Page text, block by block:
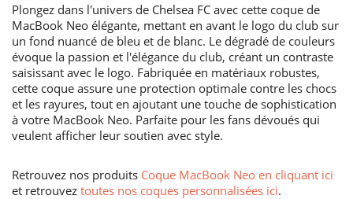
Plongez dans l'univers de Chelsea FC avec cette coque de
MacBook Neo élégante, mettant en avant le logo du club sur
un fond nuancé de bleu et de blanc. Le dégradé de couleurs
évoque la passion et l'élégance du club, créant un contraste
saisissant avec le logo. Fabriquée en matériaux robustes,
cette coque assure une protection optimale contre les chocs
et les rayures, tout en ajoutant une touche de sophistication
à votre MacBook Neo. Parfaite pour les fans dévoués qui
veulent afficher leur soutien avec style.
Retrouvez nos produits Coque MacBook Neo en cliquant ici
et retrouvez toutes nos coques personnalisées ici.